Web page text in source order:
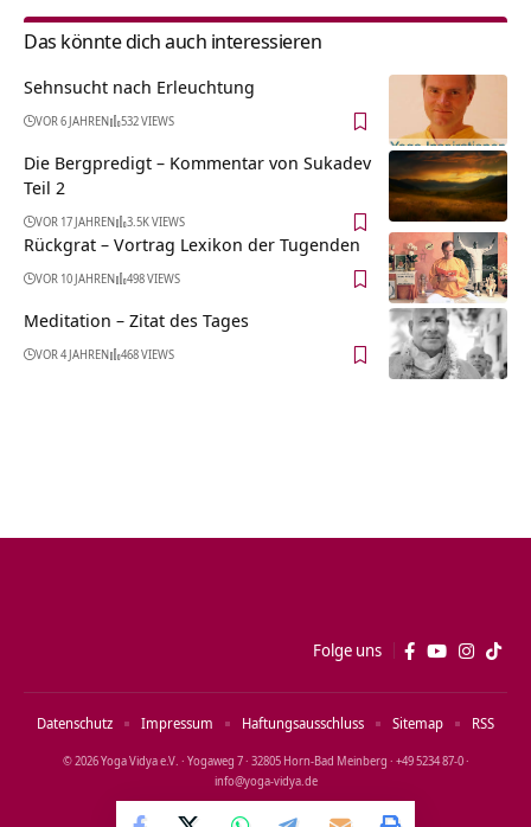
Das könnte dich auch interessieren
Sehnsucht nach Erleuchtung
VOR 6 JAHREN 532 VIEWS
Die Bergpredigt – Kommentar von Sukadev
Teil 2
VOR 17 JAHREN 3.5K VIEWS
Rückgrat – Vortrag Lexikon der Tugenden
VOR 10 JAHREN 498 VIEWS
Meditation – Zitat des Tages
VOR 4 JAHREN 468 VIEWS
Folge uns
© 2026 Yoga Vidya e.V. · Yogaweg 7 · 32805 Horn‑Bad Meinberg · +49 5234 87‑0 ·
info@yoga‑vidya.de
Datenschutz Impressum Haftungsausschluss Sitemap RSS